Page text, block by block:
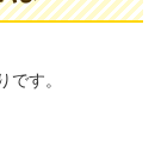
す。